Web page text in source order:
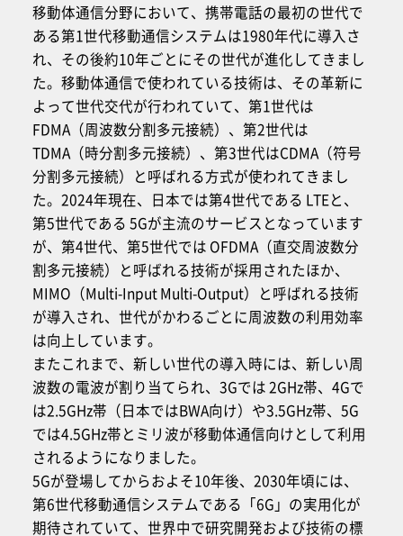
移動体通信分野において、携帯電話の最初の世代で
ある第1世代移動通信システムは1980年代に導入さ
れ、その後約10年ごとにその世代が進化してきまし
た。移動体通信で使われている技術は、その革新に
よって世代交代が行われていて、第1世代は
FDMA（周波数分割多元接続）、第2世代は
TDMA（時分割多元接続）、第3世代はCDMA（符号
分割多元接続）と呼ばれる方式が使われてきまし
た。2024年現在、日本では第4世代である LTEと、
第5世代である 5Gが主流のサービスとなっています
が、第4世代、第5世代では OFDMA（直交周波数分
割多元接続）と呼ばれる技術が採用されたほか、
MIMO（Multi-Input Multi-Output）と呼ばれる技術
が導入され、世代がかわるごとに周波数の利用効率
は向上しています。
またこれまで、新しい世代の導入時には、新しい周
波数の電波が割り当てられ、3Gでは 2GHz帯、4Gで
は2.5GHz帯（日本ではBWA向け）や3.5GHz帯、5G
では4.5GHz帯とミリ波が移動体通信向けとして利用
されるようになりました。
5Gが登場してからおよそ10年後、2030年頃には、
第6世代移動通信システムである「6G」の実用化が
期待されていて、世界中で研究開発および技術の標